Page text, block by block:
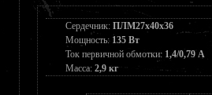
Сердечник: ПЛМ27х40х36
Мощность: 135 Вт
Ток первичной обмотки: 1,4/0,79 А
Масса: 2,9 кг